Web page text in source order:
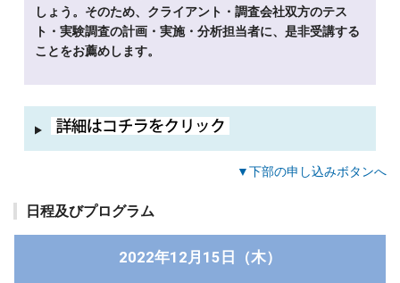
しょう。そのため、クライアント・調査会社双方のテス
ト・実験調査の計画・実施・分析担当者に、是非受講する
ことをお薦めします。
▼下部の申し込みボタンへ
日程及びプログラム
2022年12月15日（木）